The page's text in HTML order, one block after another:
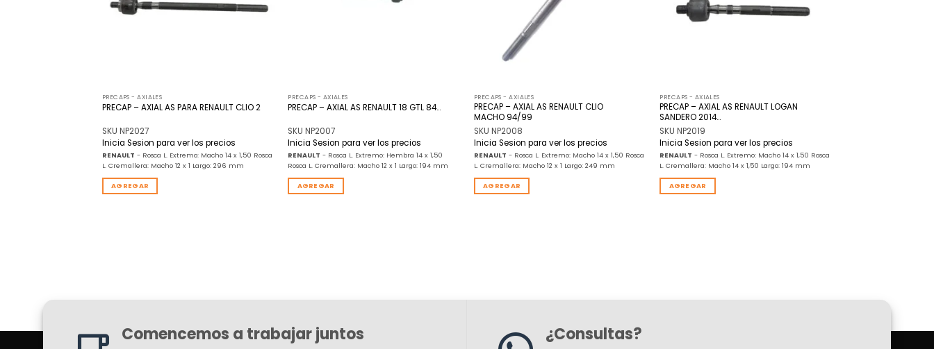
PRECAPS - AXIALES
PRECAP – AXIAL AS PARA RENAULT CLIO 2
SKU NP2027
Inicia Sesion para ver los precios
RENAULT - Rosca L. Extremo: Macho 14 x 1,50 Rosca
L. Cremallera: Macho 12 x 1 Largo: 296 mm
AGREGAR
PRECAPS - AXIALES
PRECAP – AXIAL AS RENAULT 18 GTL 84…
SKU NP2007
Inicia Sesion para ver los precios
RENAULT - Rosca L. Extremo: Hembra 14 x 1,50
Rosca L. Cremallera: Macho 12 x 1 Largo: 194 mm
AGREGAR
PRECAPS - AXIALES
PRECAP – AXIAL AS RENAULT CLIO
MACHO 94/99
SKU NP2008
Inicia Sesion para ver los precios
RENAULT - Rosca L. Extremo: Macho 14 x 1,50 Rosca
L. Cremallera: Macho 12 x 1 Largo: 249 mm
AGREGAR
PRECAPS - AXIALES
PRECAP – AXIAL AS RENAULT LOGAN
SANDERO 2014…
SKU NP2019
Inicia Sesion para ver los precios
RENAULT - Rosca L. Extremo: Macho 14 x 1,50 Rosca
L. Cremallera: Macho 14 x 1,50 Largo: 194 mm
AGREGAR
Comencemos a trabajar juntos ¿Consultas?